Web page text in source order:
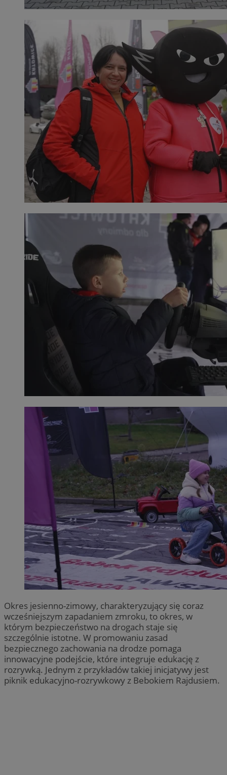
Okres jesienno-zimowy, charakteryzujący się coraz
wcześniejszym zapadaniem zmroku, to okres, w
którym bezpieczeństwo na drogach staje się
szczególnie istotne. W promowaniu zasad
bezpiecznego zachowania na drodze pomaga
innowacyjne podejście, które integruje edukację z
rozrywką. Jednym z przykładów takiej inicjatywy jest
piknik edukacyjno-rozrywkowy z Bebokiem Rajdusiem.